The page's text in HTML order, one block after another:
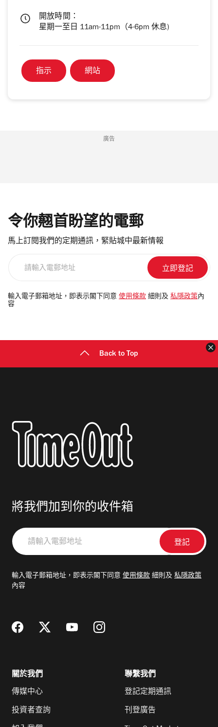
開放時間：
星期一至日 11am-11pm（4-6pm 休息)
指示 網站
廣告
令你翹首盼望的電郵
馬上訂閱我們的定期通訊，緊貼城中最新情報
電
郵
輸入電子郵箱地址，即表示閣下同意 使用條款 細則及 私隱政策 內
容
Back to Top
將我們加到你的收件箱
請
輸
郵
輸入電子郵箱地址，即表示閣下同意 使用條款 細則及 私隱政策
內容
關於我們
傳媒中心
投資者查詢
聯繫我們
登記定期通訊
刊登廣告